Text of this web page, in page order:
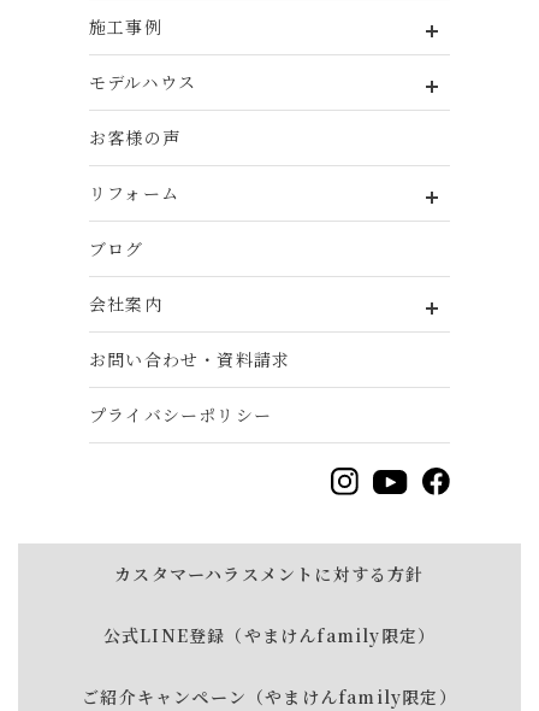
施工事例
モデルハウス
お客様の声
リフォーム
ブログ
会社案内
お問い合わせ・資料請求
プライバシーポリシー
カスタマーハラスメントに対する方針
公式LINE登録（やまけんfamily限定）
ご紹介キャンペーン（やまけんfamily限定）